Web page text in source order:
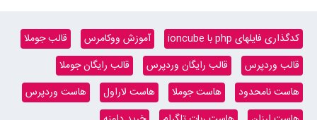
کدگذاری فایلهای php با ioncube آموزش ووکامرس
قالب جوملا
قالب وردپرس
قالب رایگان وردپرس
قالب رایگان جوملا
هاست نامحدود
هاست جوملا هاست لاراول
هاست وردپرس